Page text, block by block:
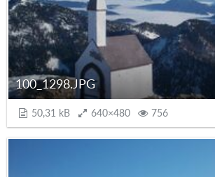
100_1298.JPG
50,31 kB 640×480 756